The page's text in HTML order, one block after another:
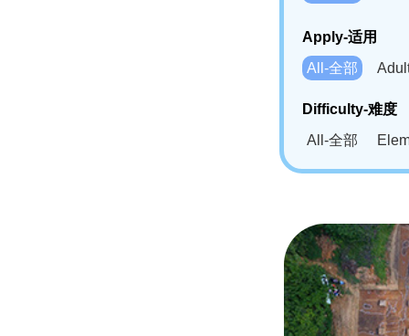
Bahasa
Swahili(SW)-
Apply-适用
All-全部
Difficulty-难度
All-全部